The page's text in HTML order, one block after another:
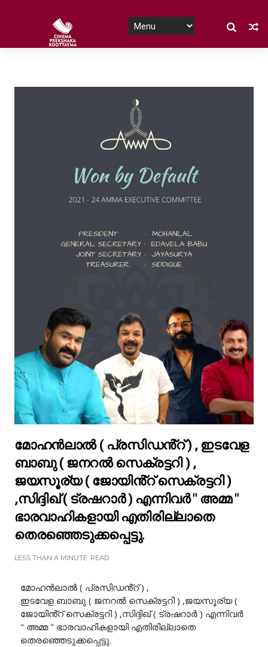
മോഹൻലാൽ ( പ്രസിഡൻ്റ് ) , ഇടവേള
ബാബു ( ജനറൽ സെക്രട്ടറി ) ,
ജയസൂര്യ ( ജോയിൻ്റ് സെക്രട്ടറി )
,സിദ്ദിഖ് ( ട്രഷറാർ ) എന്നിവർ " അമ്മ "
ഭാരവാഹികളായി എതിരില്ലാതെ
തെരഞ്ഞെടുക്കപ്പെട്ടു.
LESS THAN A MINUTE READ
മോഹൻലാൽ ( പ്രസിഡൻ്റ് ) ,
ഇടവേള ബാബു ( ജനറൽ സെക്രട്ടറി ) ,ജയസൂര്യ (
ജോയിൻ്റ് സെക്രട്ടറി ) ,സിദ്ദിഖ് ( ട്രഷറാർ ) എന്നിവർ
" അമ്മ " ഭാരവാഹികളായി എതിരില്ലാതെ
തെരഞ്ഞെടുക്കപ്പെട്ടു.